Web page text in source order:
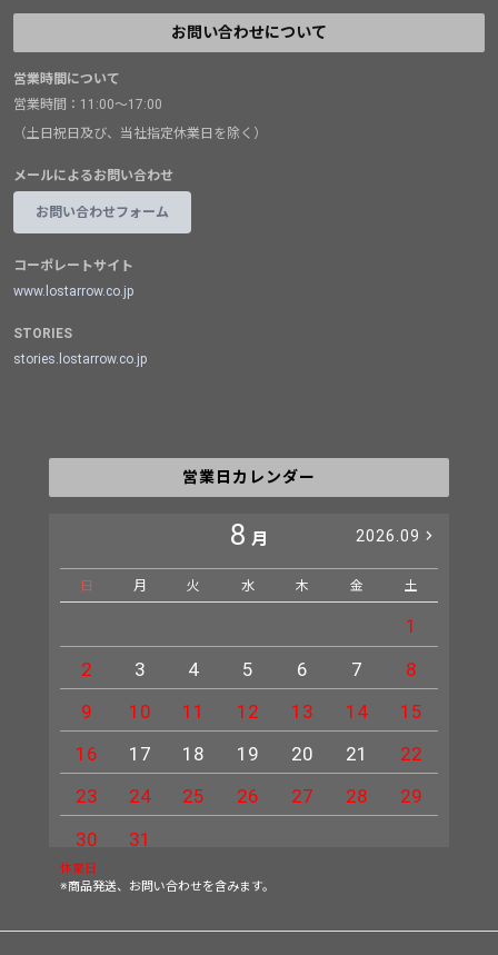
お問い合わせについて
営業時間について
営業時間：11:00～17:00
（土日祝日及び、当社指定休業日を除く）
メールによるお問い合わせ
お問い合わせフォーム
コーポレートサイト
www.lostarrow.co.jp
STORIES
stories.lostarrow.co.jp
営業日カレンダー
8 月 2026.09
日 月 火 水 木 金 土
1
2
3 4 5 6 7
8
9
10 11 12 13 14
15
16
17 18 19 20 21
22
23
24 25 26 27 28
29
30
31
休業日
※商品発送、お問い合わせを含みます。